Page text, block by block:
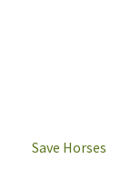
Save Horses